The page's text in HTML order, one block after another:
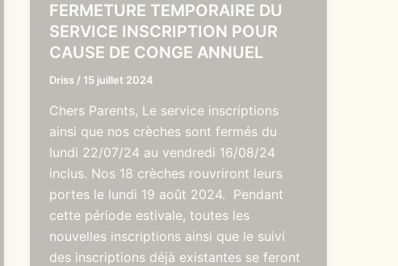
FERMETURE TEMPORAIRE DU
SERVICE INSCRIPTION POUR
CAUSE DE CONGE ANNUEL
Driss / 15 juillet 2024
Chers Parents, Le service inscriptions
ainsi que nos crèches sont fermés du
lundi 22/07/24 au vendredi 16/08/24
inclus. Nos 18 crèches rouvriront leurs
portes le lundi 19 août 2024. Pendant
cette période estivale, toutes les
nouvelles inscriptions ainsi que le suivi
des inscriptions déjà existantes se feront